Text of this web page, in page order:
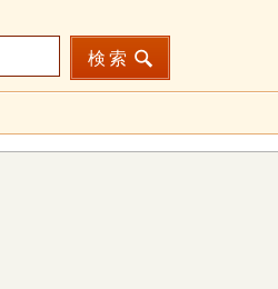
検索